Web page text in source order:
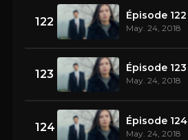
122 Épisode 122
May. 24, 2018
123 Épisode 123
May. 24, 2018
124 Épisode 124
May. 24, 2018